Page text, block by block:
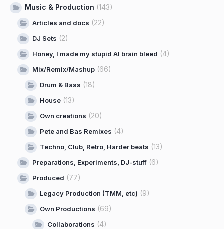
Music & Production (143)
Articles and docs (22)
DJ Sets (2)
Honey, I made my stupid AI brain bleed (4)
Mix/Remix/Mashup (66)
Drum & Bass (18)
House (13)
Own creations (20)
Pete and Bas Remixes (4)
Techno, Club, Retro, Harder beats (13)
Preparations, Experiments, DJ-stuff (6)
Produced (77)
Legacy Production (TMM, etc) (9)
Own Productions (69)
Collaborations (4)